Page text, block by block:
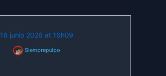
16 junio 2026 at 16h09
Siemprepulpo